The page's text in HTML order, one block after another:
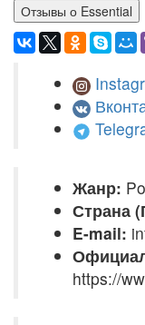
Отзывы о Essential
Жанр:
Страна
E-mail:
https://